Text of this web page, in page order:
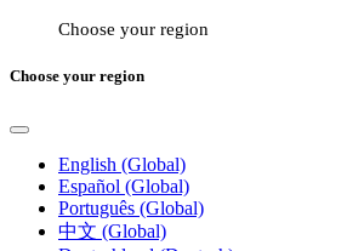
Choose your region
Choose your region
English (Global)
Español (Global)
Português (Global)
中文 (Global)